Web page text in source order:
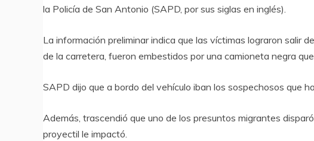
la Policía de San Antonio (SAPD, por sus siglas en inglés).
La información preliminar indica que las víctimas lograron salir
de la carretera, fueron embestidos por una camioneta negra
SAPD dijo que a bordo del vehículo iban los sospechosos que
Además, trascendió que uno de los presuntos migrantes
proyectil le impactó.